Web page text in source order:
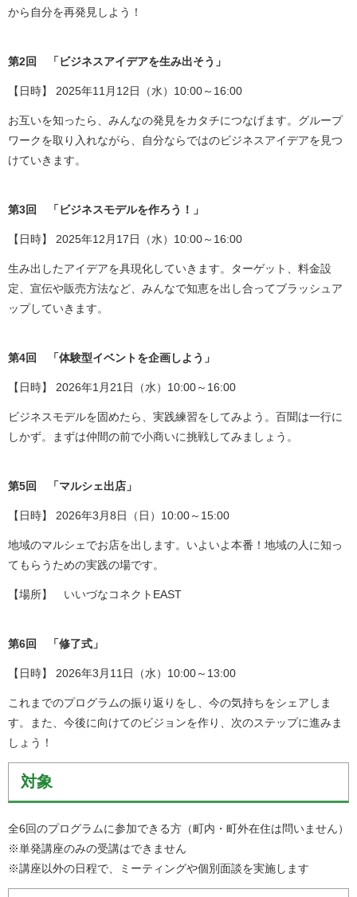
から自分を再発見しよう！
第2回 「ビジネスアイデアを生み出そう」
【日時】 2025年11月12日（水）10:00～16:00
お互いを知ったら、みんなの発見をカタチにつなげます。グループ
ワークを取り入れながら、自分ならではのビジネスアイデアを見つ
けていきます。
第3回 「ビジネスモデルを作ろう！」
【日時】 2025年12月17日（水）10:00～16:00
生み出したアイデアを具現化していきます。ターゲット、料金設
定、宣伝や販売方法など、みんなで知恵を出し合ってブラッシュア
ップしていきます。
第4回 「体験型イベントを企画しよう」
【日時】 2026年1月21日（水）10:00～16:00
ビジネスモデルを固めたら、実践練習をしてみよう。百聞は一行に
しかず。まずは仲間の前で小商いに挑戦してみましょう。
第5回 「マルシェ出店」
【日時】 2026年3月8日（日）10:00～15:00
地域のマルシェでお店を出します。いよいよ本番！地域の人に知っ
てもらうための実践の場です。
【場所】 いいづなコネクトEAST
第6回 「修了式」
【日時】 2026年3月11日（水）10:00～13:00
これまでのプログラムの振り返りをし、今の気持ちをシェアしま
す。また、今後に向けてのビジョンを作り、次のステップに進みま
しょう！
対象
全6回のプログラムに参加できる方（町内・町外在住は問いません）
※単発講座のみの受講はできません
※講座以外の日程で、ミーティングや個別面談を実施します